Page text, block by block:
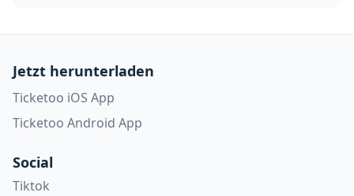
Jetzt herunterladen
Ticketoo iOS App
Ticketoo Android App
Social
Tiktok